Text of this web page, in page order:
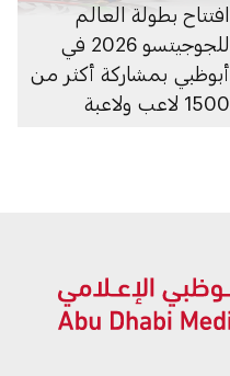
افتتاح بطولة العالم
للجوجيتسو 2026 في
أبوظبي بمشاركة أكثر من
1500 لاعب ولاعبة